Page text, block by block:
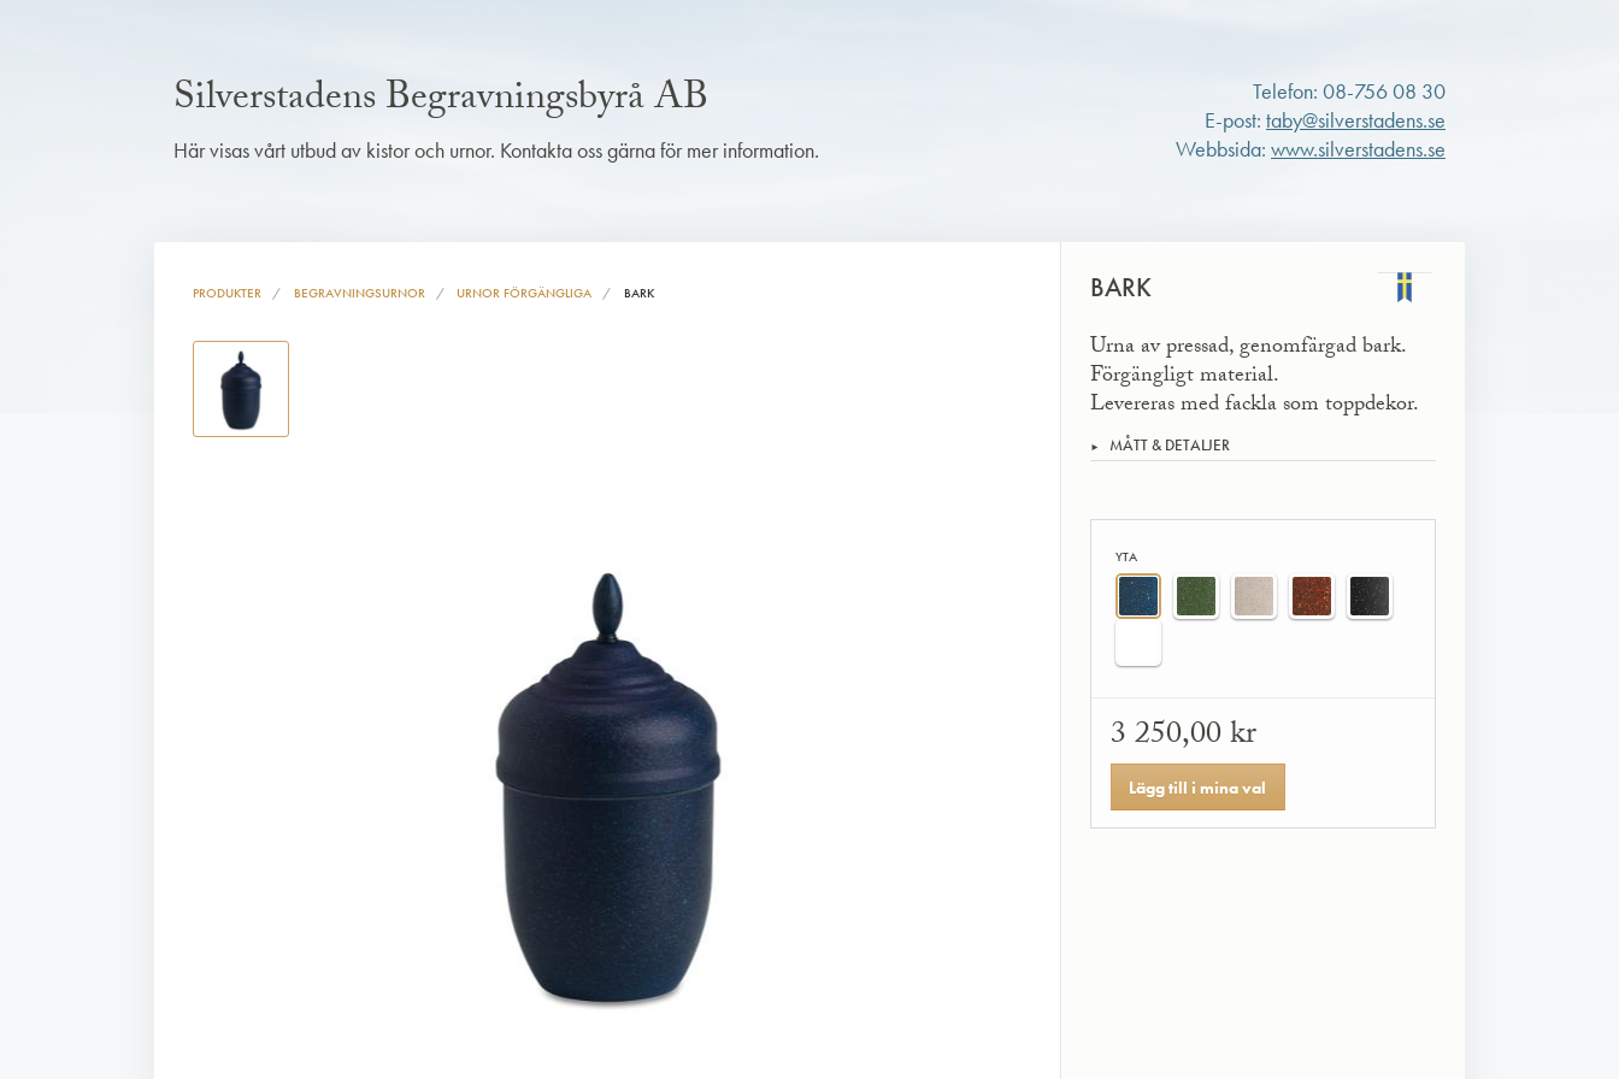
Silverstadens Begravningsbyrå AB
Här visas vårt utbud av kistor och urnor. Kontakta oss gärna för mer information.
Telefon: 08-756 08 30
E-post: taby@silverstadens.se
Webbsida: www.silverstadens.se
PRODUKTER BEGRAVNINGSURNOR URNOR FÖRGÄNGLIGA BARK BARK
Urna av pressad, genomfärgad bark.
Förgängligt material.
Levereras med fackla som toppdekor.
MÅTT & DETALJER
YTA
3 250,00 kr
Lägg till i mina val